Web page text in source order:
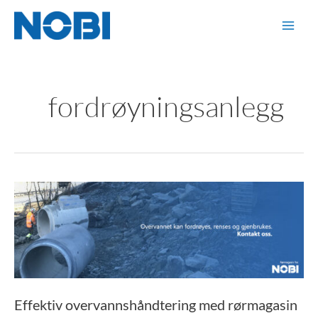
Hopp
fordrøyningsanlegg
Effektiv overvannshåndtering med rørmagasin
Effektiv
overvannshåndtering
med
rørmagasin
fra